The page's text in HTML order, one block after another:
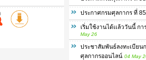
ประกาศกรมศุลกากร ที่
เริ่มใช้งานได้เเล้ววันนี้ ก
May 26
ประชาสัมพันธ์ลงทะเบียน
ศุลกากรออนไลน์ 04 May